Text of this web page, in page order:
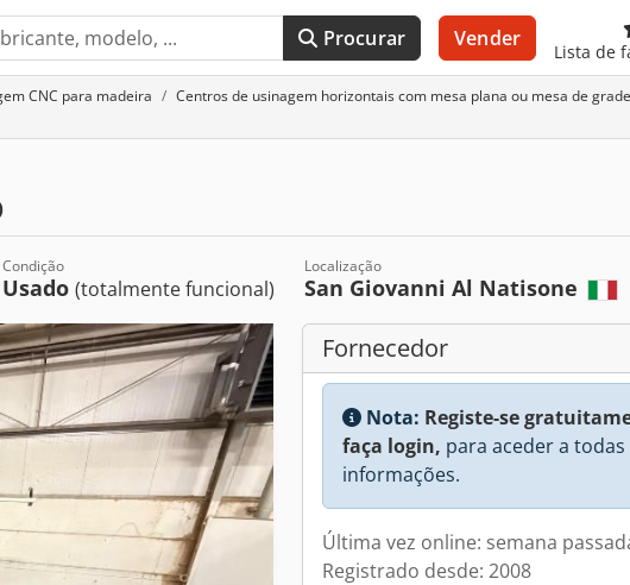
Procurar Vender
Lista de
CNC para madeira
Centros de usinagem horizontais com mesa plana ou mesa de
Condição
Usado (totalmente funcional)
Localização
San Giovanni Al Natisone
Fornecedor
Nota: Registe-se
faça login, para aceder a todas
informações.
Última vez online: semana
Registrado desde: 2008